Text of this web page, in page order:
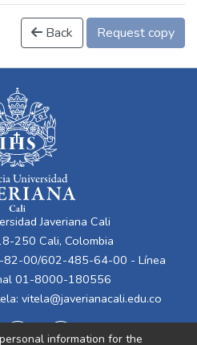
Back Request copy
Javeriana Cali
250 Cali, Colombia
00/602-485-64-00 - Línea
01-8000-180556
vitela@javerianacali.edu.co
information for the